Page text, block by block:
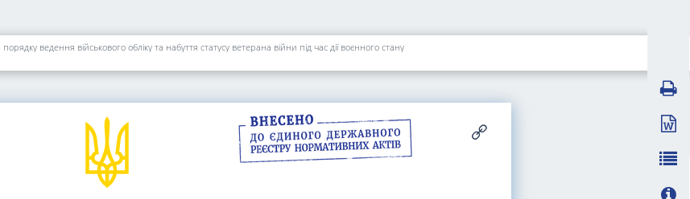
ведення військового обліку та набуття статусу ветерана війни під час дії воєнного стану